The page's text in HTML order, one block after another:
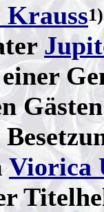
Krauss1)
Viorica